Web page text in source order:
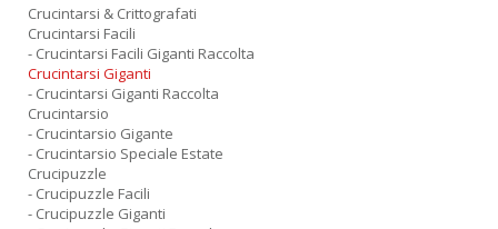
Crucintarsi & Crittografati
Crucintarsi Facili
- Crucintarsi Facili Giganti Raccolta
Crucintarsi Giganti
- Crucintarsi Giganti Raccolta
Crucintarsio
- Crucintarsio Gigante
- Crucintarsio Speciale Estate
Crucipuzzle
- Crucipuzzle Facili
- Crucipuzzle Giganti